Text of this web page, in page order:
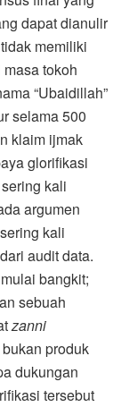
dapat dianulir
memiliki
tokoh
“Ubaidillah”
selama 500
klaim ijmak
glorifikasi
kali
argumen
kali
audit data.
bangkit;
sebuah
zanni
produk
dukungan
tersebut